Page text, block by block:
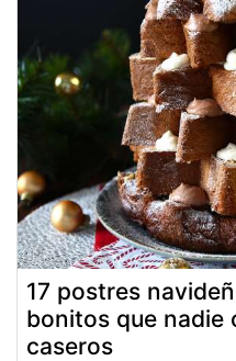
17 postres
bonitos que nadie
caseros